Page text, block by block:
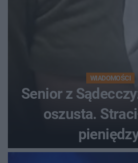
WIADOMOŚCI
Senior z
oszusta.